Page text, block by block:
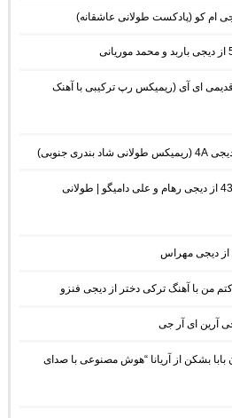
ای آی (ریمیکس رپ ترکیبی با آهنک
دانلود ریمیکس موزیک باکس 43 از دیجی رهام و علی دامیگو | طولانی
من با آهنگ ترکی دختر از دیجی فنزو
آرین ای آر جی
بشکن از آریانا “هوش مصنوعی با صدای